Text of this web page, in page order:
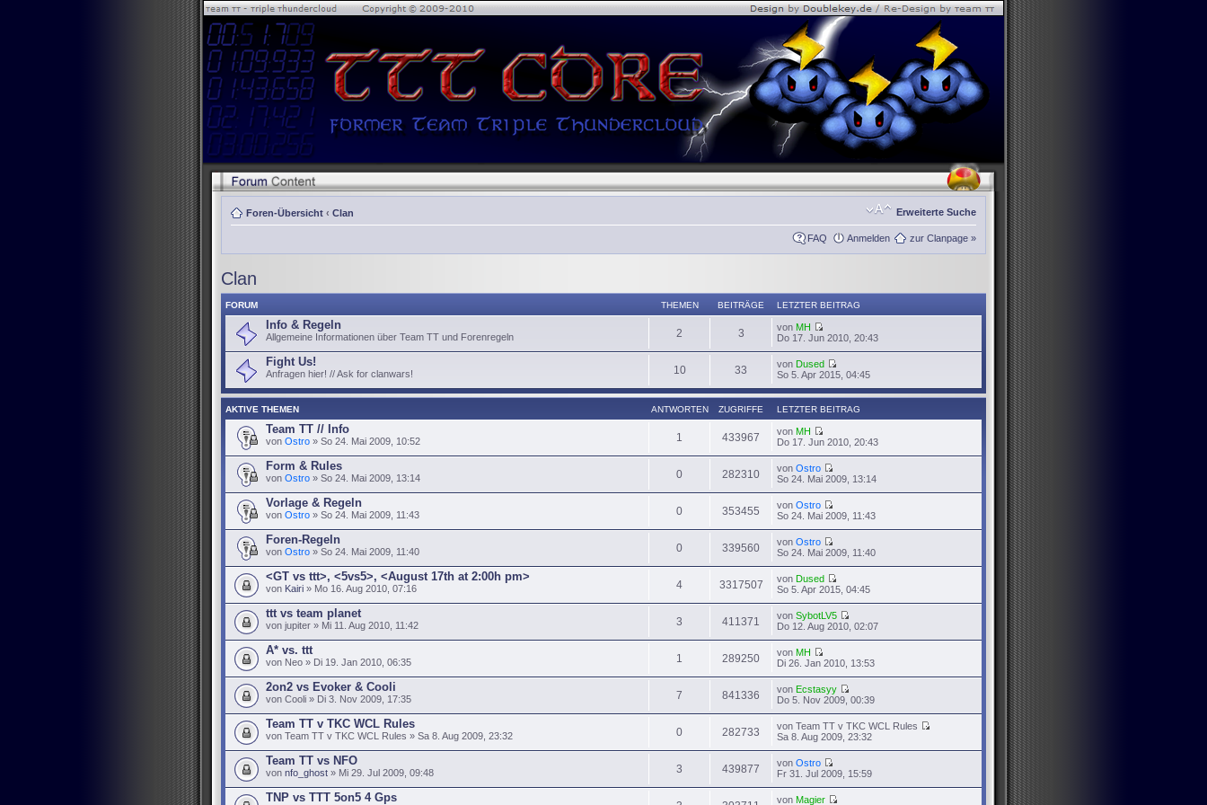
Foren-Übersicht ‹ Clan Erweiterte Suche
FAQ Anmelden zur Clanpage »
Clan
FORUM THEMEN BEITRÄGE LETZTER BEITRAG
Info & Regeln
Allgemeine Informationen über Team TT und Forenregeln 2 3 von MH
Do 17. Jun 2010, 20:43
Fight Us!
Anfragen hier! // Ask for clanwars! 10 33 von Dused
So 5. Apr 2015, 04:45
AKTIVE THEMEN ANTWORTEN ZUGRIFFE LETZTER BEITRAG
Team TT // Info
von Ostro » So 24. Mai 2009, 10:52 1 433967 von MH
Do 17. Jun 2010, 20:43
Form & Rules
von Ostro » So 24. Mai 2009, 13:14 0 282310 von Ostro
So 24. Mai 2009, 13:14
Vorlage & Regeln
von Ostro » So 24. Mai 2009, 11:43 0 353455 von Ostro
So 24. Mai 2009, 11:43
Foren-Regeln
von Ostro » So 24. Mai 2009, 11:40 0 339560 von Ostro
So 24. Mai 2009, 11:40
<GT vs ttt>, <5vs5>, <August 17th at 2:00h pm>
von Kairi » Mo 16. Aug 2010, 07:16 4 3317507 von Dused
So 5. Apr 2015, 04:45
ttt vs team planet
von jupiter » Mi 11. Aug 2010, 11:42 3 411371 von SybotLV5
Do 12. Aug 2010, 02:07
A* vs. ttt
von Neo » Di 19. Jan 2010, 06:35 1 289250 von MH
Di 26. Jan 2010, 13:53
2on2 vs Evoker & Cooli
von Cooli » Di 3. Nov 2009, 17:35 7 841336 von Ecstasyy
Do 5. Nov 2009, 00:39
Team TT v TKC WCL Rules
von Team TT v TKC WCL Rules » Sa 8. Aug 2009, 23:32 0 282733
von Team TT v TKC WCL Rules
Sa 8. Aug 2009, 23:32
Team TT vs NFO
von nfo_ghost » Mi 29. Jul 2009, 09:48 3 439877 von Ostro
Fr 31. Jul 2009, 15:59
TNP vs TTT 5on5 4 Gps von Magier